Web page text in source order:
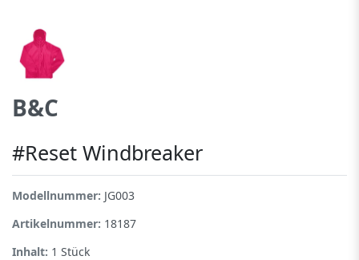
B&C
#Reset Windbreaker
Modellnummer: JG003
Artikelnummer: 18187
Inhalt: 1 Stück